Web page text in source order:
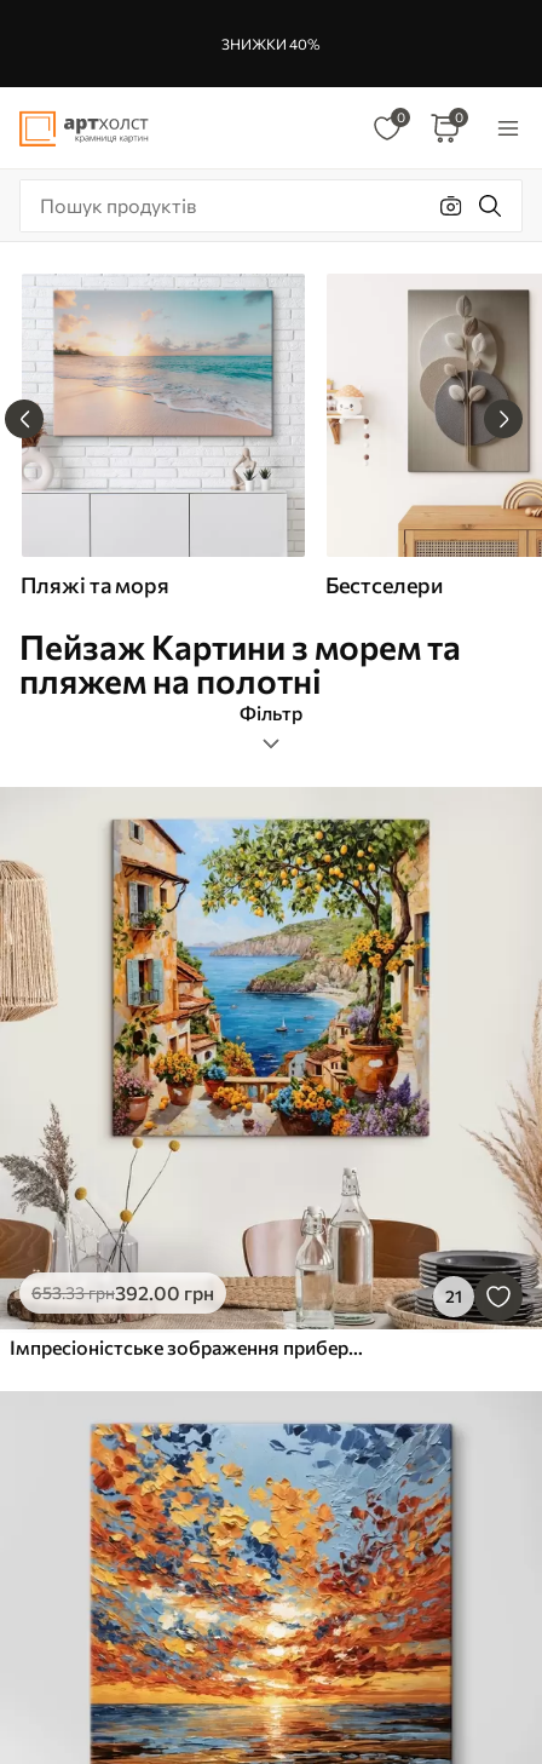
ЗНИЖКИ 40%
0 0
Пляжі та моря Бестселери
Пейзаж Картини з морем та
пляжем на полотні
Фільтр
пейзаж
Площа
Картини Пляжі та моря
Найпопулярніші
Очистити фільтр
653.33грн392.00 грн 21
Імпресіоністське зображення прибережного селища з лимонним деревом